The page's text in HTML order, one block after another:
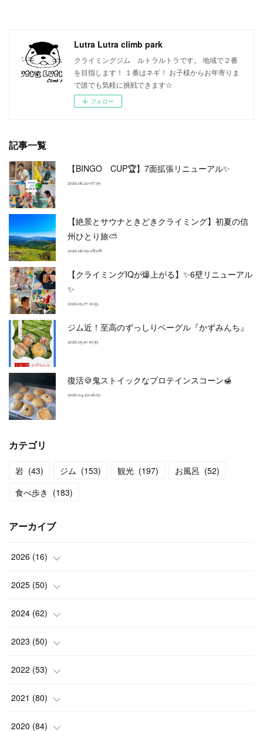
Lutra Lutra climb park
クライミングジム ルトラルトラです。 地域で２番
を目指します！ １番はネギ！ お子様からお年寄りま
で誰でも気軽に挑戦できます☆
フォロー
記事一覧
【BINGO CUP🏆】7面拡張リニューアル✨
2026.06.20 07:19
【絶景とサウナときどきクライミング】初夏の信
州ひとり旅⛅
2026.06.09 08:08
【クライミングIQが爆上がる】✨6壁リニューアル
✨
2026.05.17 10:55
ジム近！至高のずっしりベーグル『かずみんち』
2026.05.10 10:39
復活🍪鬼ストイックなプロテインスコーン🍯
2026.04.29 06:19
カテゴリ
岩 (43) ジム (153) 観光 (197) お風呂 (52)
食べ歩き (183)
アーカイブ
2026 (16)
(2)
(2)
(3)
(3)
)
2025 (50)
(3)
(4)
(4)
(4)
)
2024 (62)
(6)
(5)
(6)
( 6)
2023 (50)
(7)
(5)
(5)
2022 (53)
(4)
(5)
2021 (80)
(7)
2020 (84)